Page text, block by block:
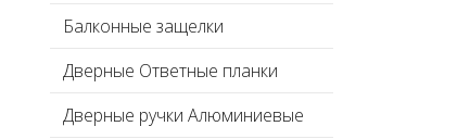
Балконные защелки
Дверные Ответные планки
Дверные ручки Алюминиевые